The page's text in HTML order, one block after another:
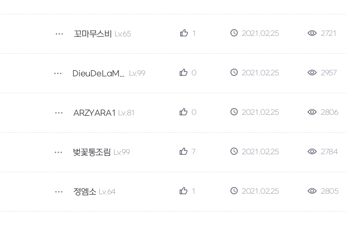
꼬마무스비 Lv.65 1 2021.02.25 2721
Lv.99 0 2021.02.25 2957
ARZYARA1 Lv.81 0 2021.02.25 2806
벚꽃통조림 Lv.99 7 2021.02.25 2784
정엠소 Lv.64 1 2021.02.25 2805